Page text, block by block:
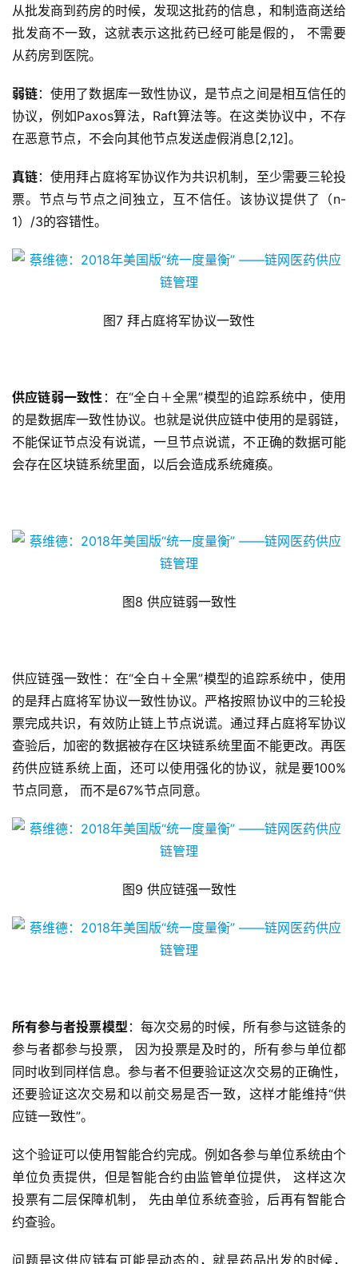
从批发商到药房的时候，发现这批药的信息，和制造商送给
批发商不一致，这就表示这批药已经可能是假的， 不需要
从药房到医院。
弱链：使用了数据库一致性协议，是节点之间是相互信任的
协议，例如Paxos算法，Raft算法等。在这类协议中，不存
在恶意节点，不会向其他节点发送虚假消息[2,12]。
真链：使用拜占庭将军协议作为共识机制，至少需要三轮投
票。节点与节点之间独立，互不信任。该协议提供了（n-
1）/3的容错性。
图7 拜占庭将军协议一致性
供应链弱一致性 ：在“全白＋全黑”模型的追踪系统中，使用
的是数据库一致性协议。也就是说供应链中使用的是弱链，
不能保证节点没有说谎，一旦节点说谎，不正确的数据可能
会存在区块链系统里面，以后会造成系统瘫痪。
图8 供应链弱一致性
供应链强一致性：在“全白＋全黑”模型的追踪系统中，使用
的是拜占庭将军协议一致性协议。严格按照协议中的三轮投
票完成共识，有效防止链上节点说谎。通过拜占庭将军协议
查验后，加密的数据被存在区块链系统里面不能更改。再医
药供应链系统上面，还可以使用强化的协议，就是要100%
节点同意， 而不是67%节点同意。
图9 供应链强一致性
所有参与者投票模型：每次交易的时候，所有参与这链条的
参与者都参与投票， 因为投票是及时的，所有参与单位都
同时收到同样信息。参与者不但要验证这次交易的正确性，
还要验证这次交易和以前交易是否一致，这样才能维持“供
应链一致性”。
这个验证可以使用智能合约完成。例如各参与单位系统由个
单位负责提供，但是智能合约由监管单位提供， 这样这次
投票有二层保障机制， 先由单位系统查验，后再有智能合
约查验。
问题是这供应链有可能是动态的，就是药品出发的时候，